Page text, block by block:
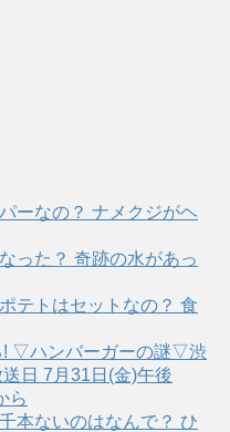
ーなの？ ナメクジがヘ
った？ 奇跡の水があっ
テトはセットなの？ 食
! ▽ハンバーガーの謎▽渋
日 7月31日(金)午後
ら
本ないのはなんで？ ひ